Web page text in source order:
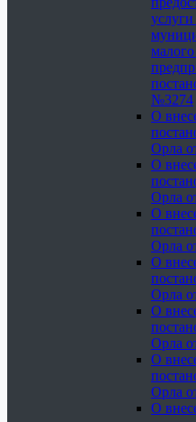
№3274
О
Орла
О
Орла
О
Орла
О
Орла
О
Орла
О
Орла
О